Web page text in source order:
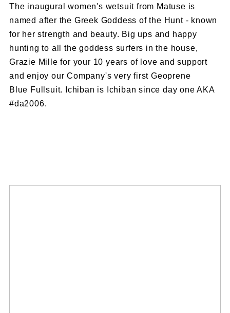
The inaugural women's wetsuit from Matuse is
named after the Greek Goddess of the Hunt - known
for her strength and beauty. Big ups and happy
hunting to all the goddess surfers in the house,
Grazie Mille for your 10 years of love and support
and enjoy our Company's very first Geoprene
Blue Fullsuit. Ichiban is Ichiban since day one AKA
#da2006.